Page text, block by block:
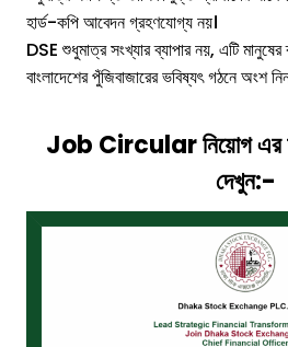
হার্ড-কপি আবেদন গ্রহণযোগ্য নয়।
DSE শুধুমাত্র সংখ্যার ব্যাপার নয়, এটি মানুষের
বাংলাদেশের পুঁজিবাজারের ভবিষ্যৎ গঠনে অংশ
Job Circular নিয়োগ এর
দেখুন:-